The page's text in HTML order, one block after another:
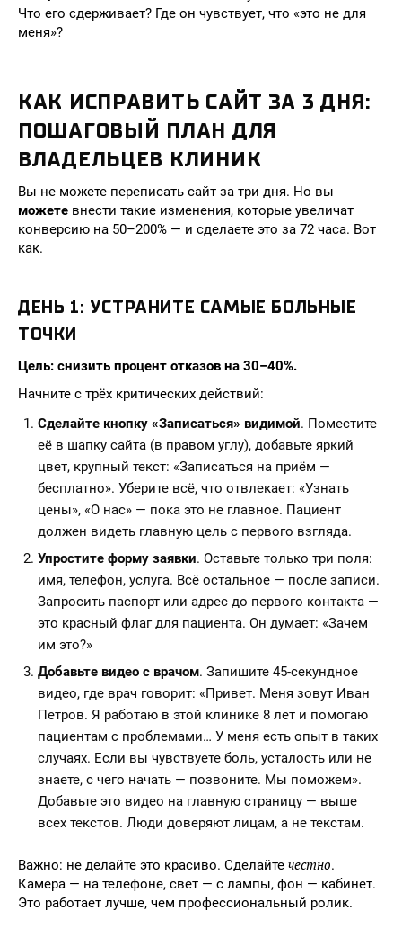
Что его сдерживает? Где он чувствует, что «это не для
меня»?
КАК ИСПРАВИТЬ САЙТ ЗА 3 ДНЯ:
ПОШАГОВЫЙ ПЛАН ДЛЯ
ВЛАДЕЛЬЦЕВ КЛИНИК
Вы не можете переписать сайт за три дня. Но вы
можете внести такие изменения, которые увеличат
конверсию на 50–200% — и сделаете это за 72 часа. Вот
как.
ДЕНЬ 1: УСТРАНИТЕ САМЫЕ БОЛЬНЫЕ
ТОЧКИ
Цель: снизить процент отказов на 30–40%.
Начните с трёх критических действий:
Сделайте кнопку «Записаться» видимой. Поместите
её в шапку сайта (в правом углу), добавьте яркий
цвет, крупный текст: «Записаться на приём —
бесплатно». Уберите всё, что отвлекает: «Узнать
цены», «О нас» — пока это не главное. Пациент
должен видеть главную цель с первого взгляда.
Упростите форму заявки. Оставьте только три поля:
имя, телефон, услуга. Всё остальное — после записи.
Запросить паспорт или адрес до первого контакта —
это красный флаг для пациента. Он думает: «Зачем
им это?»
Добавьте видео с врачом. Запишите 45-секундное
видео, где врач говорит: «Привет. Меня зовут Иван
Петров. Я работаю в этой клинике 8 лет и помогаю
пациентам с проблемами… У меня есть опыт в таких
случаях. Если вы чувствуете боль, усталость или не
знаете, с чего начать — позвоните. Мы поможем».
Добавьте это видео на главную страницу — выше
всех текстов. Люди доверяют лицам, а не текстам.
Важно: не делайте это красиво. Сделайте честно.
Камера — на телефоне, свет — с лампы, фон — кабинет.
Это работает лучше, чем профессиональный ролик.